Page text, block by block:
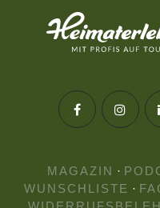
MAGAZIN ·
WUNSCHLISTE ·